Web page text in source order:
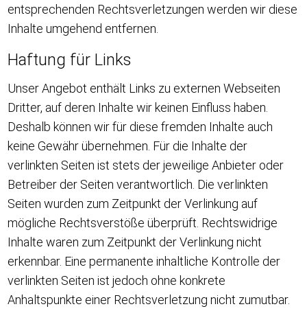
entsprechenden Rechtsverletzungen werden wir diese
Inhalte umgehend entfernen.
Haftung für Links
Unser Angebot enthält Links zu externen Webseiten
Dritter, auf deren Inhalte wir keinen Einfluss haben.
Deshalb können wir für diese fremden Inhalte auch
keine Gewähr übernehmen. Für die Inhalte der
verlinkten Seiten ist stets der jeweilige Anbieter oder
Betreiber der Seiten verantwortlich. Die verlinkten
Seiten wurden zum Zeitpunkt der Verlinkung auf
mögliche Rechtsverstöße überprüft. Rechtswidrige
Inhalte waren zum Zeitpunkt der Verlinkung nicht
erkennbar. Eine permanente inhaltliche Kontrolle der
verlinkten Seiten ist jedoch ohne konkrete
Anhaltspunkte einer Rechtsverletzung nicht zumutbar.